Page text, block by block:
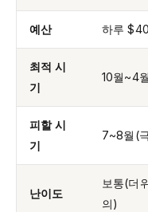
예산 하루
최적 시
기
10월~4
피할 시
기
7~8월(
난이도
보통(더
의)